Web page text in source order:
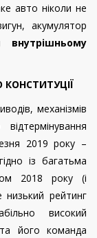
авто ніколи не
акумулятор
внутрішньому
КОНСТИТУЦІЇ
механізмів
2019 року –
із багатьма
2018 року (і
рейтинг
високий
його команда